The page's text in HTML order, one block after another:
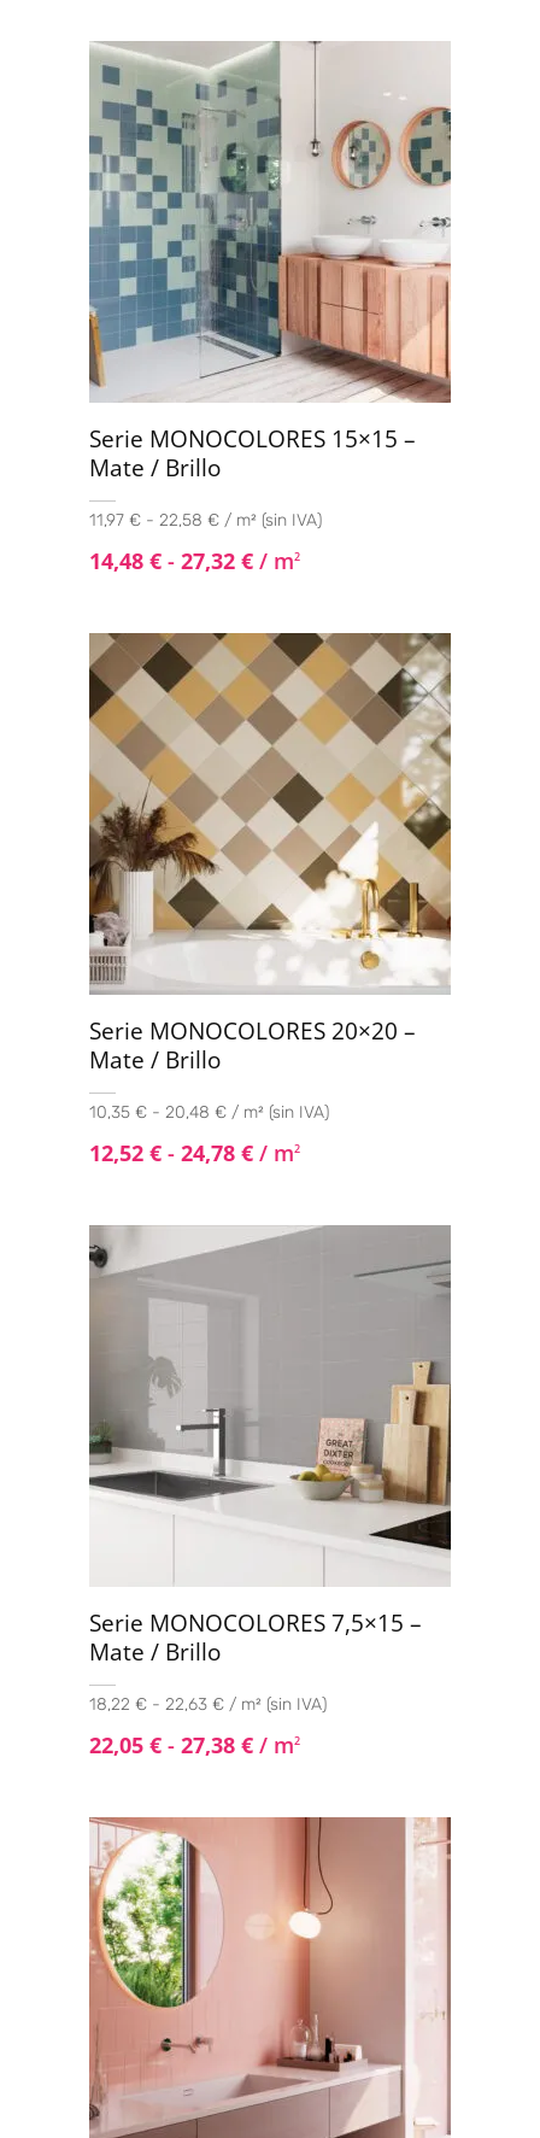
Serie MONOCOLORES 15×15 –
Mate / Brillo
11,97 € - 22,58 € / m² (sin IVA)
14,48 € - 27,32 € / m2
Serie MONOCOLORES 20×20 –
Mate / Brillo
10,35 € - 20,48 € / m² (sin IVA)
12,52 € - 24,78 € / m2
Serie MONOCOLORES 7,5×15 –
Mate / Brillo
18,22 € - 22,63 € / m² (sin IVA)
22,05 € - 27,38 € / m2